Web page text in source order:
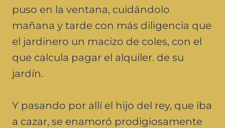
puso en la ventana, cuidándolo
mañana y tarde con más diligencia que
el jardinero un macizo de coles, con el
que calcula pagar el alquiler. de su
jardín.
Y pasando por allí el hijo del rey, que iba
a cazar, se enamoró prodigiosamente